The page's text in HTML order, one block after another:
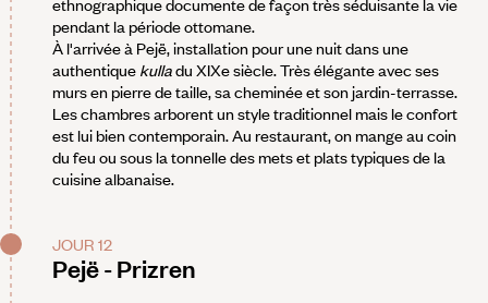
pendant la période ottomane.
À l'arrivée à Pejë, installation pour une nuit dans une
authentique kulladu XIXe siècle. Très élégante avec ses
murs en pierre de taille, sa cheminée et son jardin-terrasse.
Les chambres arborent un style traditionnel mais le confort
est lui bien contemporain. Au restaurant, on mange au coin
du feu ou sous la tonnelle des mets et plats typiques de la
cuisine albanaise.
JOUR 12
Pejë - Prizren